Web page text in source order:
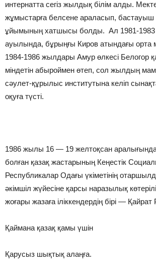
интернатта сегіз жылдық білім алды.
жұмыстарға белсене араласып, бастауыш
ұйымының хатшысы болды. Ал 1981-1983
ауылында, бұрыңғы Киров атындағы орта
1984-1986 жылдары Амур өлкесі Белогор
міндетін абыроймен өтеп, сол жылдың
сәулет-құрылыс институтына келіп
оқуға түсті.
1986 жылы 16 — 19 желтоқсан
болған қазақ жастарының Кеңестік
Республикалар Одағы үкіметінің
әкімшіл жүйесіне қарсы наразылық
жоғары жазаға іліккендердің бірі —
Қаймана қазақ қамы үшін
Қарусыз шықтық алаңға.